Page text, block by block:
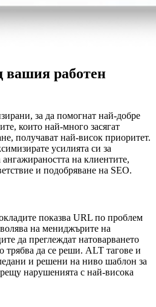
вашия работен
за да помогнат най-добре
които най-много засягат
получават най-висок приоритет.
усилията си за
на клиентите,
и подобряване на SEO.
показва URL по проблем
на мениджърите на
да преглеждат натоварването
трябва да се реши. ALT тагове и
и решени на ниво шаблон за
нарушенията с най-висока